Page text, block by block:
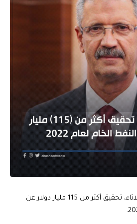
أكدت وزارة النفط، اليوم الثلاثاء، تحقيق أكثر من 115 مليار دولار عن